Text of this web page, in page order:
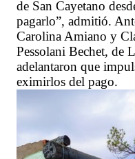
de San Cayetano
pagarlo”, admitió.
Carolina Amiano y
Pessolani Bechet, de
adelantaron que
eximirlos del pago.